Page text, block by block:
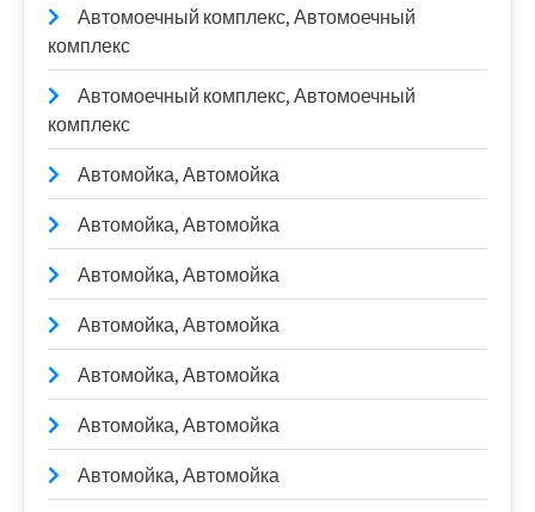
Автомоечный комплекс, Автомоечный
комплекс
Автомоечный комплекс, Автомоечный
комплекс
Автомойка, Автомойка
Автомойка, Автомойка
Автомойка, Автомойка
Автомойка, Автомойка
Автомойка, Автомойка
Автомойка, Автомойка
Автомойка, Автомойка